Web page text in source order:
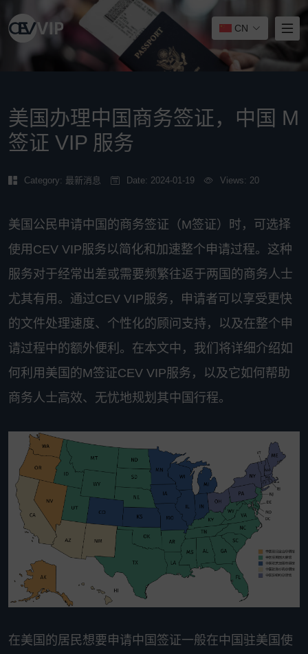
CN
美国办理中国商务签证，中国 M
签证 VIP 服务
Category: 最新消息 Date: 2024-01-19 Views: 20
美国公民申请中国的商务签证（M签证）时，可选择
使用CEV VIP服务以简化和加速整个申请过程。这种
服务对于经常出差或需要频繁往返于两国的商务人士
尤其有用。通过CEV VIP服务，申请者可以享受更快
的文件处理速度、个性化的顾问支持，以及在整个申
请过程中的额外便利。在本文中，我们将详细介绍如
何利用美国的M签证CEV VIP服务，以及它如何帮助
商务人士高效、无忧地规划其中国行程。
在美国的居民想要申请中国签证一般在中国驻美国使